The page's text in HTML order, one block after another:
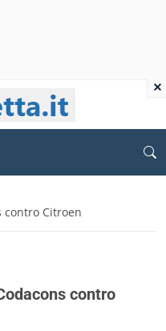
contro Citroen
contro
×